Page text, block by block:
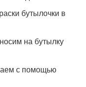
бутылочки в
на бутылку
с помощью